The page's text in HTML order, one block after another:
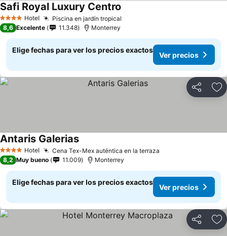
4 EstrellasHotel Piscina en jardín tropical
Safi Royal Luxury Centro
8,6 Excelente 11.348 Monterrey
Elige fechas para ver los precios exactos
Ver precios
Compartir
4 EstrellasHotel Cena Tex-Mex auténtica en la terraza
Antaris GaleriasVer precios
8,2 Muy bueno 11.009 Monterrey
Elige fechas para ver los precios exactos
Ver precios
Compartir